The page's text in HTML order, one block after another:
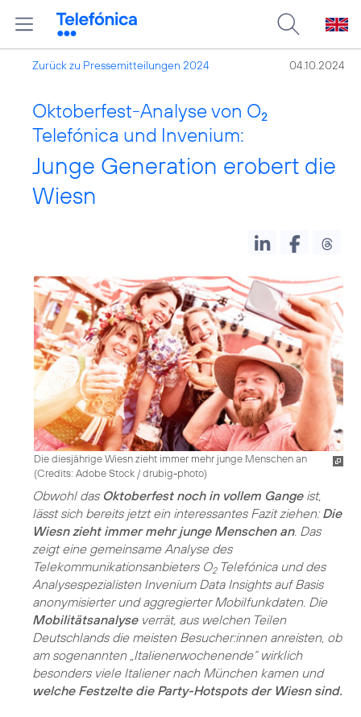
Zurück zu Pressemitteilungen 2024 04.10.2024
Oktoberfest-Analyse von O2
Telefónica und Invenium:
Junge Generation erobert die
Wiesn
Die diesjährige Wiesn zieht immer mehr junge Menschen an
(Credits: Adobe Stock / drubig-photo)
Obwohl das Oktoberfest noch in vollem Gangeist,
lässt sich bereits jetzt ein interessantes Fazit ziehen: Die
Wiesn zieht immer mehr junge Menschen an. Das
zeigt eine gemeinsame Analyse des
Telekommunikationsanbieters O2Telefónica und des
Analysespezialisten Invenium Data Insights auf Basis
anonymisierter und aggregierter Mobilfunkdaten. Die
Mobilitätsanalyseverrät, aus welchen Teilen
Deutschlands die meisten Besucher:innen anreisten, ob
am sogenannten „Italienerwochenende“ wirklich
besonders viele Italiener nach München kamen und
welche Festzelte die Party-Hotspots der Wiesn sind.